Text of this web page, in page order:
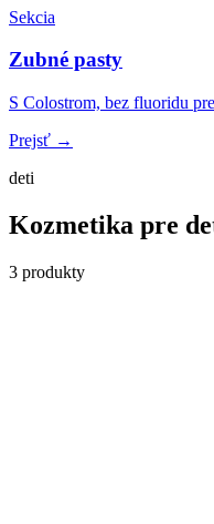
Sekcia
Zubné pasty
S Colostrom, bez fluoridu
Prejsť →
deti
Kozmetika pre
3 produkty